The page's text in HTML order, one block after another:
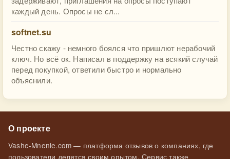
каждый день. Опросы не сл...
softnet.su
Честно скажу - немного боялся что пришлют нерабочий
ключ. Но всё ок. Написал в поддержку на всякий случай
перед покупкой, ответили быстро и нормально
объяснили.
О проекте
Vashe-Mnenie.com — платформа отзывов о компаниях, где
пользователи делятся своим опытом. Сервис также